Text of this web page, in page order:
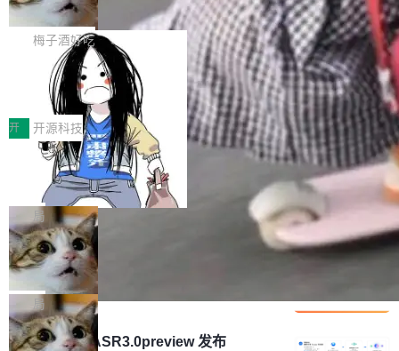
但对于金融、能源、医疗等对数据安全要求较...
Token花在哪里、算力是否被充分利用，以及持
续增长的AI成本该如何优化。 深信服AI算力网关
正是围绕这些实际问题，从Token治理和成本治
理两个方面，让用户的每一份算力都看得清、管
得住、用得稳、省得下、更安全！ 一、从现在开
始，Token使用一目...
不是一个人走。一同离开的还有 Sanjay Ghema
wat（Google 员工编号 23，Jeff Dean 二十多
年的编程搭档，MapReduce 和 Bigtable 的共同
作者）、Quoc Le（Google 大脑核心成员，Se
q2Seq 和 DocAI 的共同发明人）以及 Oriol Vin
yals（Gemini 联合负责人，AlphaSta...
字体可调、22 种语言、记忆搜索增强
打开终端就能上岗的全中文编码智能体，这一轮
把「看得清、用母语、记得住」三件事一次补
齐。 SolonCode 是什么 SolonCode 是杭州无
耳科技研发的企业级终端编码智能体——一位全
中文驱动的数字员工，自主理解需求、规划步
骤、编写代码。不挑模型、不挑平台，curl 一行
装完即用。 开源地址：Gitee · GitCode · GitHu
b 安装 支持 Java 8+（8~26）、macOS / Linu
x / Windows / Harmony PC。 # macOS / Linu
x / Harmony PC curl -fsSL https://solon.noea
r.org/solon...
梅子酒好吃
让“代码语义理解”深度释放AI Coding
价值潜能：华为云码道（CodeArts）
代码仓技术解析
一、代码仓深度理解技术的作用与价值 在软件工
程实践中，代码仓是企业核心知识资产的主要载
体。企业级代码仓库通常包含数十万乃至数百万
个文件，其规模远超单次模型调用可承载的上下
文窗口。随着项目规模的持续扩张与代码历史的
不断累积，代码仓中的模块关系、接口契约、业
务逻辑等关键信息往往分散于数十乃至数百个文
件之中，形成高度复杂的知识关联网络。传统的
代码检索手段（如关键词匹配、目录遍历）仅能
在语法层面完成文本定位，难以触及代码的语义
内涵与结构关联，导致开发者使用代码智能体在
理解大规模代码仓时面临显著"代码仓理解"瓶
开 开源科技
一条“删库”命令跑 17 小时，算法工程
师删光 89TB 数据只为干私活
最高人民检察院8月4日公布了一起案件：北京一
名90后算法工程师王某，为了给自己接的私活腾
服务器空间，删光了公司AI游戏部门的全部核心
数据。 王某2024年1月入职东城区某科技公司AI
短剧部门，有互联网大厂背景。在公司内部架构
调整期间，部门三次通知全员将数据从A集群迁
移到B集群，王某都回复了"收到"。 他没有迁移
数据。2024年9月3日下午4点，他使用此前登录
局
Cloudflare 分享推理优化实践：KV ca
che 量化 + 权重压缩，吞吐量提升 4
1%，成本降 30%
Kimi 和 GLM 是当前最强的大模型系列之一，但
它们有一个共同的问题：太吃显存了。月之暗面
的 Kimi K 系列和智谱的 GLM 都是长上下文、M
oE 架构的大模型，好用到让人上瘾，但 GPU 显
局
腾讯混元 Hy ASR3.0preview 发布